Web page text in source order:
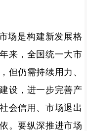
场是构建新发展格
来，全国统一大市
但仍需持续用力、
设，进一步完善产
会信用、市场退出
。要纵深推进市场